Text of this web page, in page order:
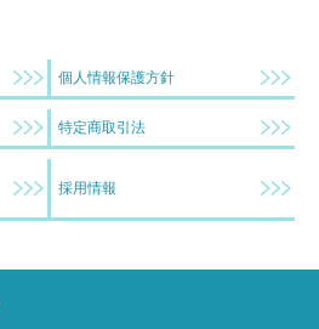
個人情報保護方針
特定商取引法
採用情報